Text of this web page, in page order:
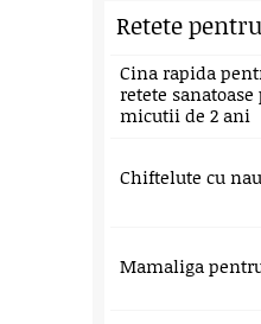
Retete
Cina rapida
retete
micutii de 2 ani
Chiftelute cu
Mamaliga